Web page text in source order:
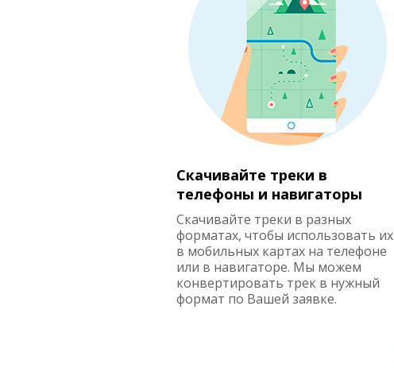
Скачивайте треки в
телефоны и навигаторы
Скачивайте треки в разных
форматах, чтобы использовать их
в мобильных картах на телефоне
или в навигаторе. Мы можем
конвертировать трек в нужный
формат по Вашей заявке.